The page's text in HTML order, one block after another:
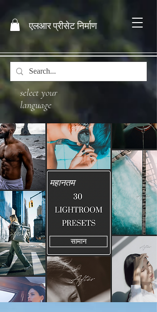
एलआर प्रीसेट निर्माण
select your
language
महानतम
सामान